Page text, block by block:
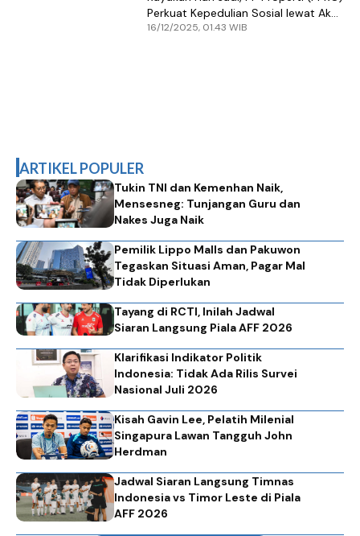
Perkuat Kepedulian Sosial lewat Aksi
Ini
16/12/2025, 01.43 WIB
ARTIKEL POPULER
Tukin TNI dan Kemenhan Naik,
Mensesneg: Tunjangan Guru dan
Nakes Juga Naik
Pemilik Lippo Malls dan Pakuwon
Tegaskan Situasi Aman, Pagar Mal
Tidak Diperlukan
Tayang di RCTI, Inilah Jadwal
Siaran Langsung Piala AFF 2026
Klarifikasi Indikator Politik
Indonesia: Tidak Ada Rilis Survei
Nasional Juli 2026
Kisah Gavin Lee, Pelatih Milenial
Singapura Lawan Tangguh John
Herdman
Jadwal Siaran Langsung Timnas
Indonesia vs Timor Leste di Piala
AFF 2026